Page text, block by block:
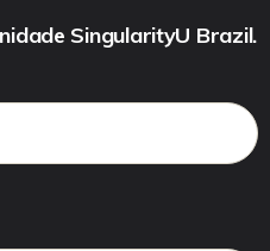
SingularityU Brazil.